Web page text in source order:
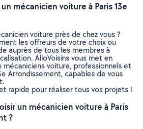
mécanicien voiture à Paris 13e
voiture près de chez vous ?
les offreurs de votre choix ou
auprès de tous les membres à
AlloVoisins vous met en
mécaniciens voiture, professionnels et
Arrondissement, capables de vous
rapide pour réaliser tous vos projets !
un mécanicien voiture à Paris
?